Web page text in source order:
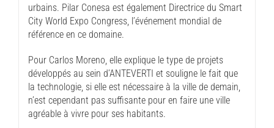
urbains. Pilar Conesa est également Directrice du Smart
City World Expo Congress, l’événement mondial de
référence en ce domaine.
Pour Carlos Moreno, elle explique le type de projets
développés au sein d’ANTEVERTI et souligne le fait que
la technologie, si elle est nécessaire à la ville de demain,
n’est cependant pas suffisante pour en faire une ville
agréable à vivre pour ses habitants.